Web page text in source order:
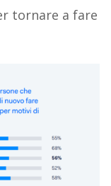
tornare a fare